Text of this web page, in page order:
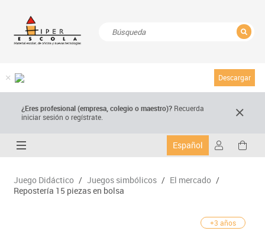
Descargar
¿Eres profesional (empresa, colegio o maestro)? Recuerda
iniciar sesión o regístrate.
Español
Juego Didáctico / Juegos simbólicos / El mercado /
Repostería 15 piezas en bolsa
+3 años